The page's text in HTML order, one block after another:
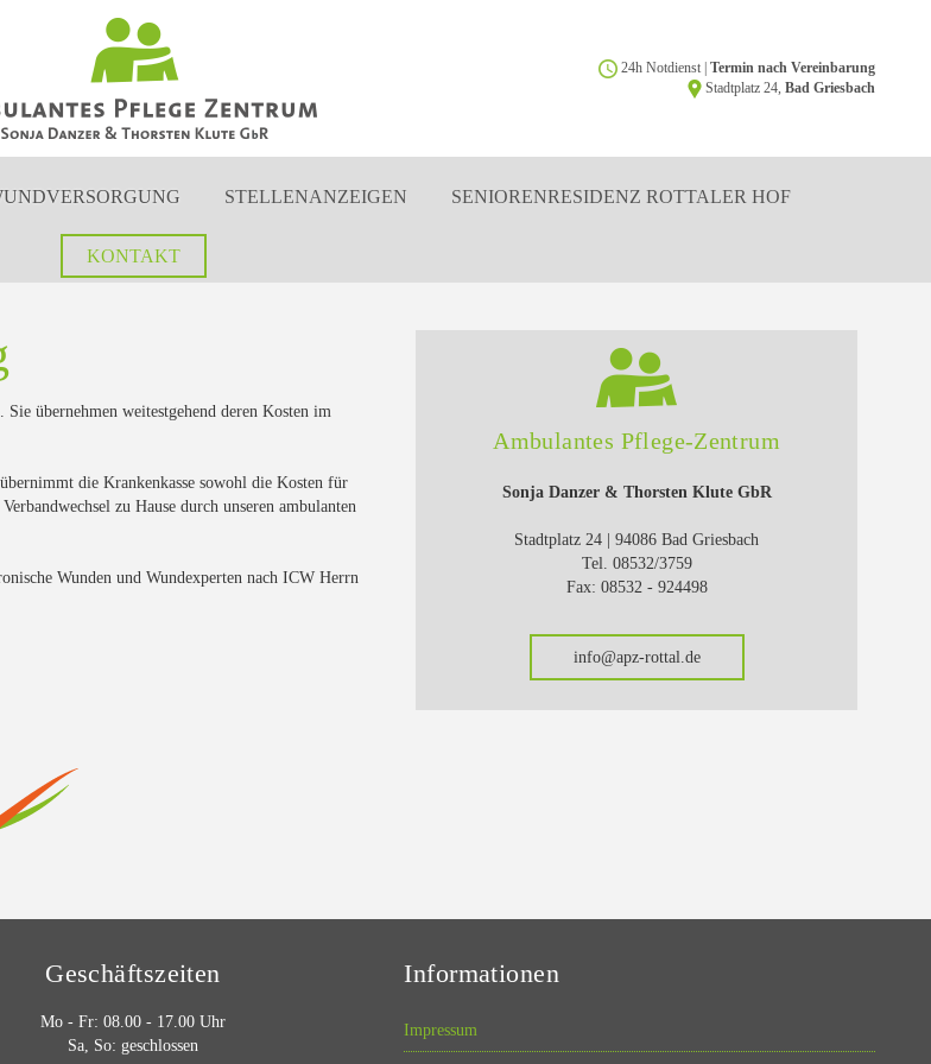
24h Notdienst | Termin nach Vereinbarung
Stadtplatz 24, Bad Griesbach
STELLENANZEIGEN SENIORENRESIDENZ ROTTALER HOF
KONTAKT
übernehmen weitestgehend deren Kosten im
die Krankenkasse sowohl die Kosten für
zu Hause durch unseren ambulanten
Wunden und Wundexperten nach ICW Herrn
Ambulantes Pflege-Zentrum
Sonja Danzer & Thorsten Klute GbR
Stadtplatz 24 | 94086 Bad Griesbach
Tel. 08532/3759
Fax: 08532 - 924498
info@apz-rottal.de
Geschäftszeiten
Mo - Fr: 08.00 - 17.00 Uhr
Sa, So: geschlossen
Informationen
Impressum